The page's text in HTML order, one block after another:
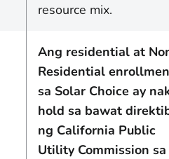
resource mix.
Ang residential at
Residential
sa Solar Choice ay
hold sa bawat
ng California Public
Utility Commission sa